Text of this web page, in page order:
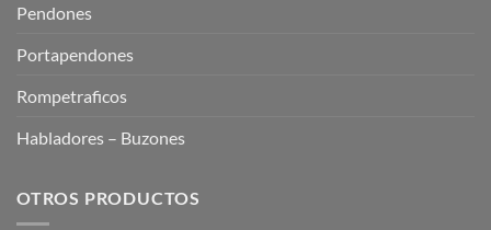
Pendones
Portapendones
Rompetraficos
Habladores – Buzones
OTROS PRODUCTOS